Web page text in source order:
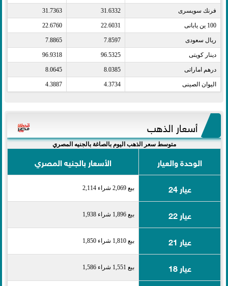
فرنك سويسرى​ 31.6332
31.7363
100 ين يابانى​ 22.6031
22.6760
ريال سعودى​ 7.8597
7.8865
دينار كويتى​ 96.5325
96.9318
درهم اماراتى​ 8.0385
8.0645
اليوان الصينى​ 4.3734
4.3887
أسعار الذهب
متوسط سعر الذهب اليوم بالصاغة بالجنيه المصري
الوحدة والعيار
الأسعار بالجنيه المصري
عيار 24
بيع 2,069 شراء 2,114
عيار 22 بيع 1,896 شراء 1,938
عيار 21 بيع 1,810 شراء 1,850
عيار 18 بيع 1,551 شراء 1,586